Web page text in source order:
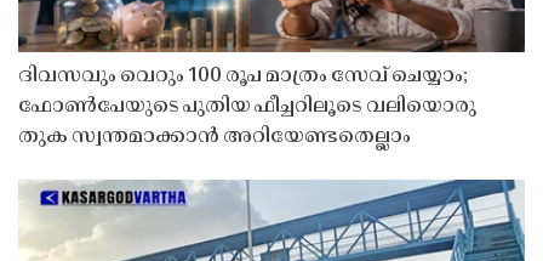
ദിവസവും വെറും 100 രൂപ മാത്രം സേവ് ചെയ്യാം;
ഫോൺപേയുടെ പുതിയ ഫീച്ചറിലൂടെ വലിയൊരു
തുക സ്വന്തമാക്കാൻ അറിയേണ്ടതെല്ലാം